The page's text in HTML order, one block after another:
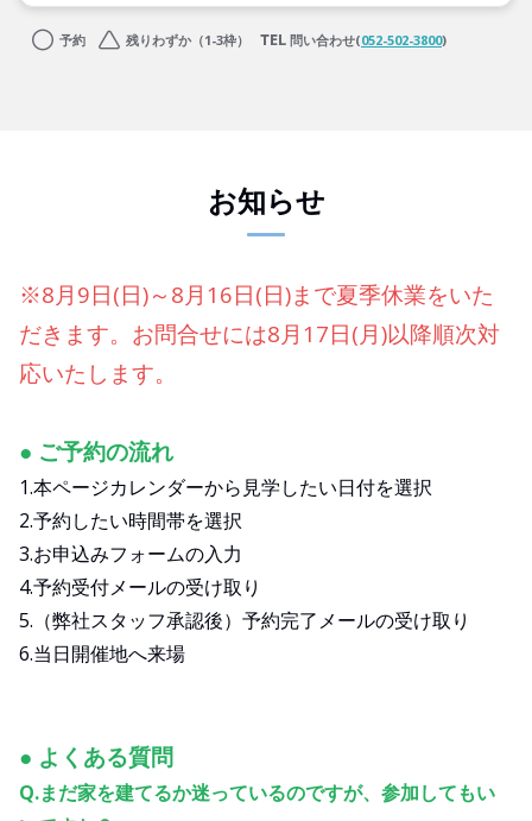
予約 残りわずか（1-3枠） 問い合わせ(052-502-3800)
お知らせ
※8月9日(日)～8月16日(日)まで夏季休業をいた
だきます。お問合せには8月17日(月)以降順次対
応いたします。
● ご予約の流れ
1.本ページカレンダーから見学したい日付を選択
2.予約したい時間帯を選択
3.お申込みフォームの入力
4.予約受付メールの受け取り
5.（弊社スタッフ承認後）予約完了メールの受け取り
6.当日開催地へ来場
● よくある質問
Q.まだ家を建てるか迷っているのですが、参加してもい